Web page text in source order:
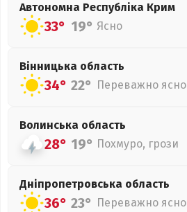
Автономна Республіка Крим
33° 19° Ясно
Вінницька область
34° 22° Переважно ясно
Волинська область
28° 19° Похмуро, грози
Дніпропетровська область
36° 23° Переважно ясно